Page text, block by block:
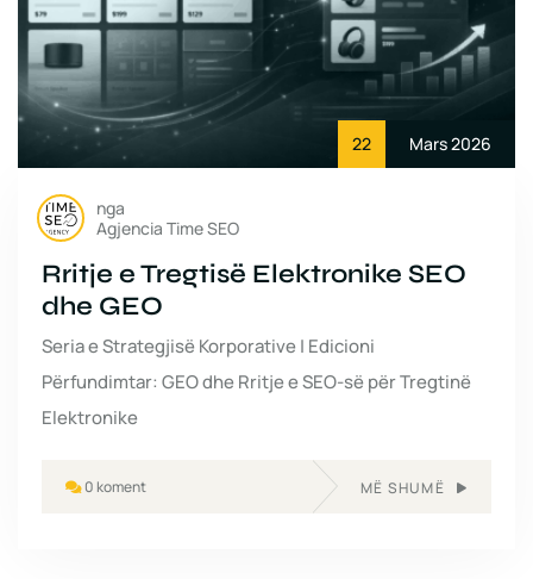
22 Mars 2026
nga
Agjencia Time SEO
Rritje e Tregtisë Elektronike SEO
dhe GEO
Seria e Strategjisë Korporative | Edicioni
Përfundimtar: GEO dhe Rritje e SEO-së për Tregtinë
Elektronike
0 koment MË SHUMË